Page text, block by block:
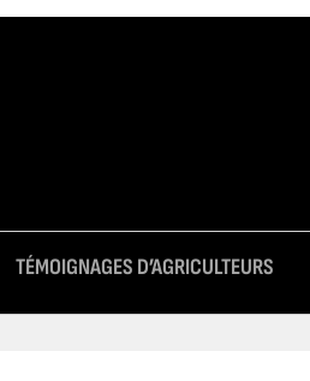
TÉMOIGNAGES D’AGRICULTEURS